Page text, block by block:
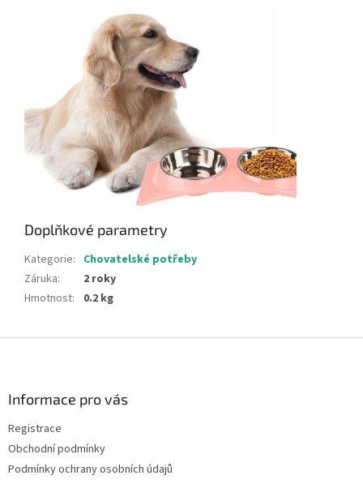
Doplňkové parametry
Kategorie: Chovatelské potřeby
Záruka:
2 roky
Hmotnost: 0.2 kg
Informace pro vás
Registrace
Obchodní podmínky
Podmínky ochrany osobních údajů